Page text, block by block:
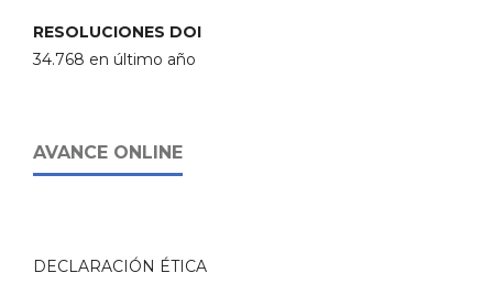
RESOLUCIONES DOI
34.768 en último año
AVANCE ONLINE
DECLARACIÓN ÉTICA